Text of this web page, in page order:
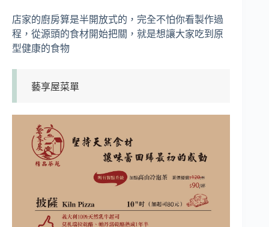
店家的廚房算是半開放式的，完全不怕你看製作過
程，從源頭的食材開始把關，就是想讓大家吃到原
型健康的食物
藝享屋菜單